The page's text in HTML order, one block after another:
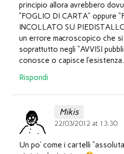
principio allora avrebbero
“FOGLIO DI CARTA” oppure
INCOLLATO SU
un errore macroscopico che
soprattutto negli “AVVISI
conosce o capisce l’esistenza.
Rispondi
Mikis
22/03/2012 at 13:30
Un po’ come i cartelli